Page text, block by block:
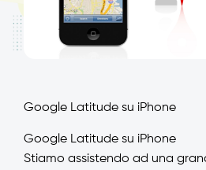
Google Latitude su iPhone
Google Latitude su iPhone
Stiamo assistendo ad una